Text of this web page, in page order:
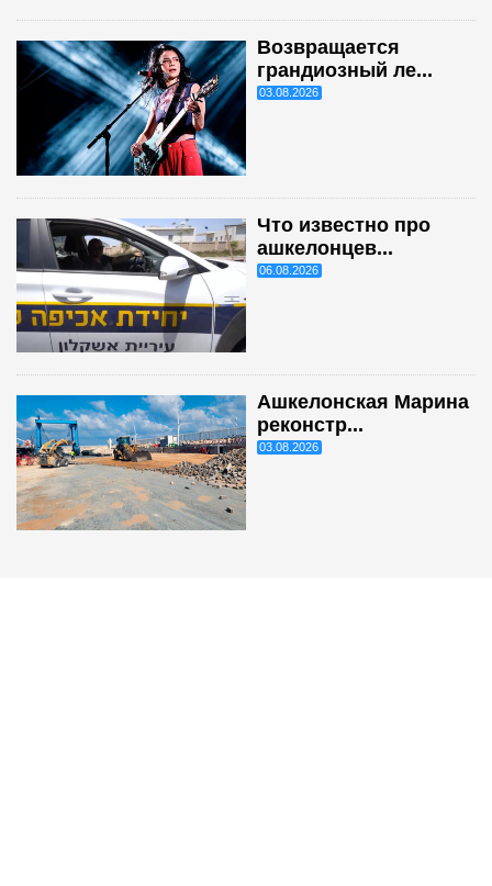
Возвращается
грандиозный ле...
03.08.2026
Что известно про
ашкелонцев...
06.08.2026
Ашкелонская Марина
реконстр...
03.08.2026